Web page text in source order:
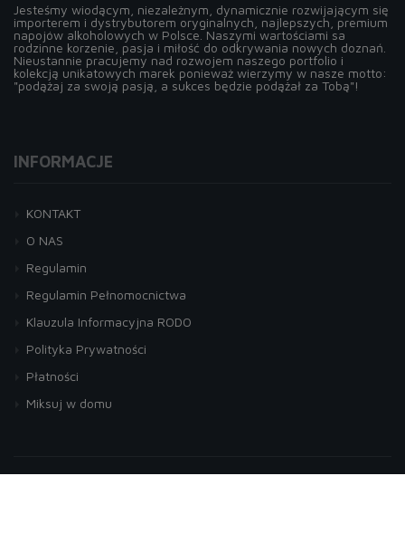
Jesteśmy wiodącym, niezależnym, dynamicznie rozwijającym się
importerem i dystrybutorem oryginalnych, najlepszych, premium
napojów alkoholowych w Polsce. Naszymi wartościami sa
rodzinne korzenie, pasja i miłość do odkrywania nowych doznań.
Nieustannie pracujemy nad rozwojem naszego portfolio i
kolekcją unikatowych marek ponieważ wierzymy w nasze motto:
"podążaj za swoją pasją, a sukces będzie podążał za Tobą"!
INFORMACJE
KONTAKT
O NAS
Regulamin
Regulamin Pełnomocnictwa
Klauzula Informacyjna RODO
Polityka Prywatności
Płatności
Miksuj w domu